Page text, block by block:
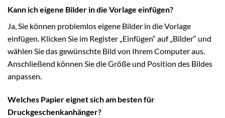
Kann ich eigene Bilder in die Vorlage einfügen?
Ja, Sie können problemlos eigene Bilder in die Vorlage
einfügen. Klicken Sie im Register „Einfügen“ auf „Bilder“ und
wählen Sie das gewünschte Bild von Ihrem Computer aus.
Anschließend können Sie die Größe und Position des Bildes
anpassen.
Welches Papier eignet sich am besten für
Druckgeschenkanhänger?